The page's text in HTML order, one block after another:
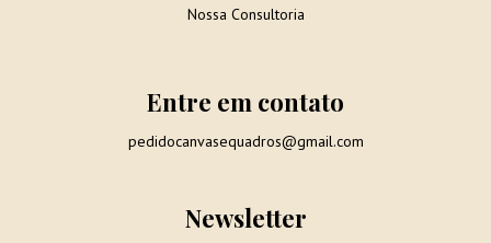
Nossa Consultoria
Entre em contato
pedidocanvasequadros@gmail.com
Newsletter